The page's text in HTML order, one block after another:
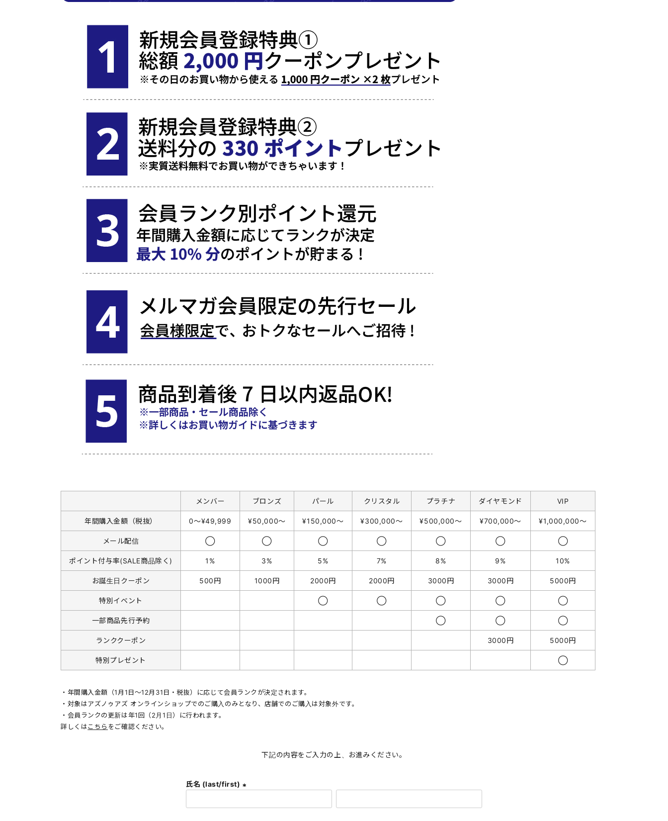
メンバー ブロンズ パール クリスタル プラチナ ダイヤモンド VIP
年間購入金額（税抜） 0〜¥49,999 ¥50,000〜 ¥150,000〜 ¥300,000〜 ¥500,000〜 ¥700,000〜 ¥1,000,000〜
メール配信 ◯ ◯ ◯ ◯ ◯ ◯ ◯
ポイント付与率(SALE商品除く) 1% 3% 5% 7% 8% 9% 10%
お誕生日クーポン 500円 1000円 2000円 2000円 3000円 3000円 5000円
特別イベント ◯ ◯ ◯ ◯ ◯
一部商品先行予約 ◯ ◯ ◯
ランククーポン 3000円 5000円
特別プレゼント ◯
・年間購入金額（1月1日〜12月31日・税抜）に応じて会員ランクが決定されます。
・対象はアズノゥアズ オンラインショップでのご購入のみとなり、店舗でのご購入は対象外です。
・会員ランクの更新は年1回（2月1日）に行われます。
詳しくはこちら をご確認ください。
下記の内容をご入力の上、お進みください。
氏名 (last/first)
必